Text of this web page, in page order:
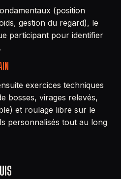
(position
gestion du regard), le
participant pour identifier
exercices techniques
bosses, virages relevés,
et roulage libre sur le
personnalisés tout au long